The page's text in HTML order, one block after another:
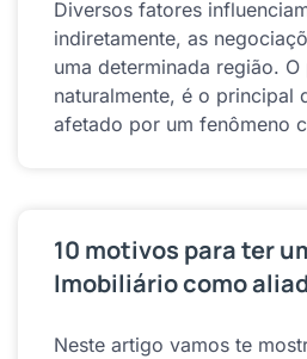
Diversos fatores
indiretamente, as
uma determinada região. O
naturalmente, é o principal
afetado por um fenômeno
10 motivos para ter
Imobiliário como
Neste artigo vamos te